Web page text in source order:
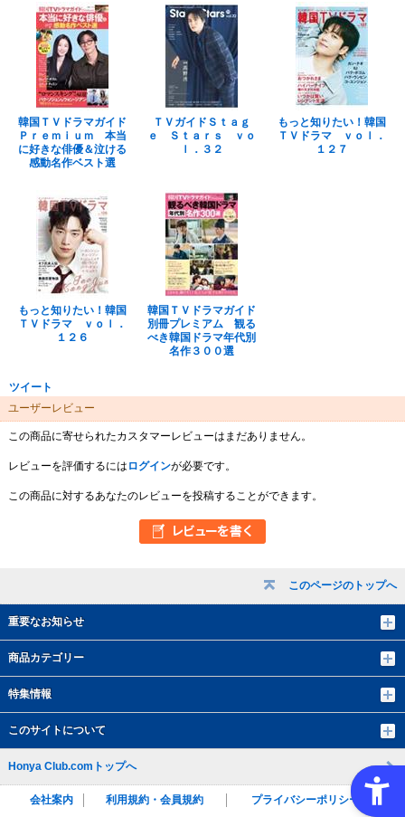
このページのトップへ
重要なお知らせ
商品カテゴリー
特集情報
このサイトについて
韓国ＴＶドラマガイド
Ｐｒｅｍｉｕｍ 本当
に好きな俳優＆泣ける
感動名作ベスト選
ＴＶガイドＳｔａｇ
ｅ Ｓｔａｒｓ ｖｏ
ｌ．３２
もっと知りたい！韓国
ＴＶドラマ ｖｏｌ．
１２７
もっと知りたい！韓国
ＴＶドラマ ｖｏｌ．
１２６
韓国ＴＶドラマガイド
別冊プレミアム 観る
べき韓国ドラマ年代別
名作３００選
ツイート
ユーザーレビュー
この商品に寄せられたカスタマーレビューはまだありません。
レビューを評価するには ログインが必要です。
この商品に対するあなたのレビューを投稿することができます。
Honya Club.comトップへ
会社案内 利用規約・会員規約
プライバシーポリシー